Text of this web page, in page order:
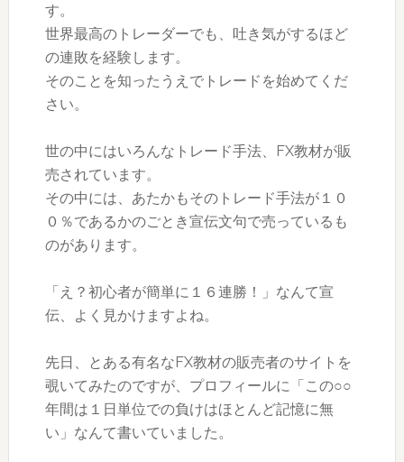
す。
世界最高のトレーダーでも、吐き気がするほど
の連敗を経験します。
そのことを知ったうえでトレードを始めてくだ
さい。
世の中にはいろんなトレード手法、FX教材が販
売されています。
その中には、あたかもそのトレード手法が１０
０％であるかのごとき宣伝文句で売っているも
のがあります。
「え？初心者が簡単に１６連勝！」なんて宣
伝、よく見かけますよね。
先日、とある有名なFX教材の販売者のサイトを
覗いてみたのですが、プロフィールに「この○○
年間は１日単位での負けはほとんど記憶に無
い」なんて書いていました。